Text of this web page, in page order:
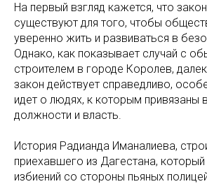
На первый взгляд кажется, что
существуют для того, чтобы
уверенно жить и развиваться в
Однако, как показывает случай с
строителем в городе Королев,
закон действует справедливо,
идет о людях, к которым привязаны
должности и власть.
История Радианда Иманалиева,
приехавшего из Дагестана,
избиений со стороны пьяных